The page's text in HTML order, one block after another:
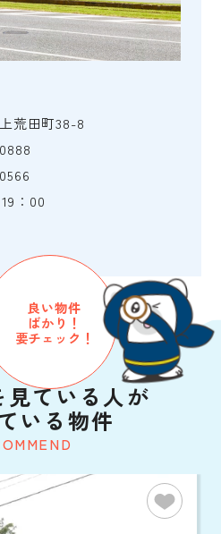
荒田町38-8
：00
見ている人が
いる物件
良い物件
ばかり！
要チェック！